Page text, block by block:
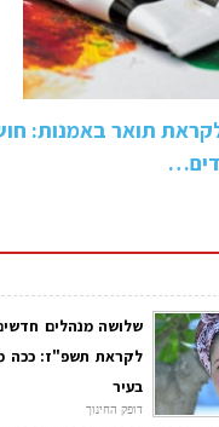
תואר באמנות:
שלושה מנהלים
לקראת תשפ"ז: ככה
בעיר
דופק החינוך